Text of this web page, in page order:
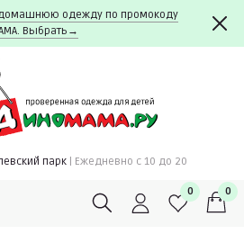
одежду по промокоду
Выбрать→
парк | Ежедневно c 10 до 20
0 0